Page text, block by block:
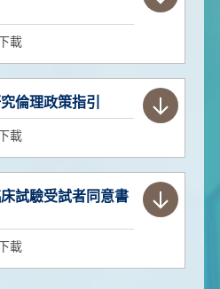
載
倫理政策指引
載
試驗受試者同意書
載